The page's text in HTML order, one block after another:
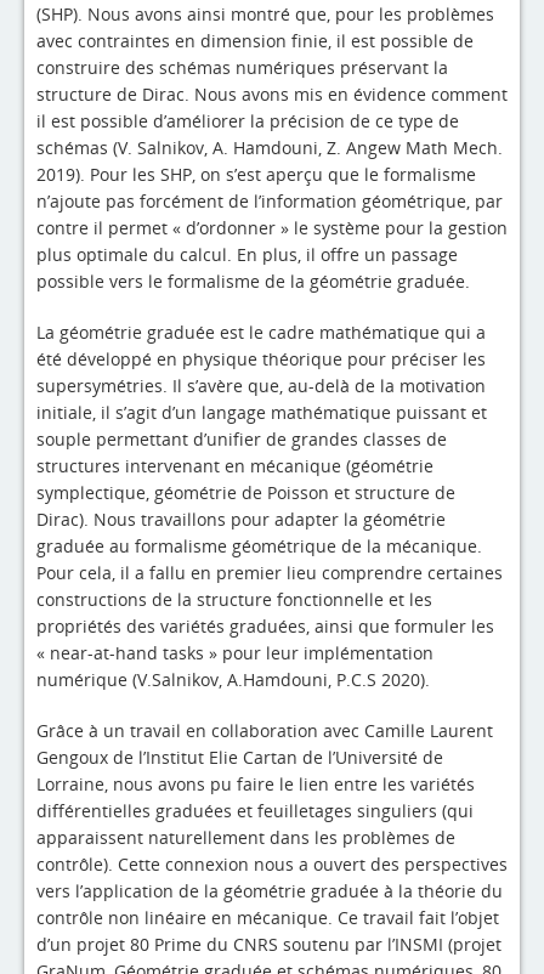
(SHP). Nous avons ainsi montré que, pour les problèmes
avec contraintes en dimension finie, il est possible de
construire des schémas numériques préservant la
structure de Dirac. Nous avons mis en évidence comment
il est possible d’améliorer la précision de ce type de
schémas (V. Salnikov, A. Hamdouni, Z. Angew Math Mech.
2019). Pour les SHP, on s’est aperçu que le formalisme
n’ajoute pas forcément de l’information géométrique, par
contre il permet « d’ordonner » le système pour la gestion
plus optimale du calcul. En plus, il offre un passage
possible vers le formalisme de la géométrie graduée.
La géométrie graduée est le cadre mathématique qui a
été développé en physique théorique pour préciser les
supersymétries. Il s’avère que, au-delà de la motivation
initiale, il s’agit d’un langage mathématique puissant et
souple permettant d’unifier de grandes classes de
structures intervenant en mécanique (géométrie
symplectique, géométrie de Poisson et structure de
Dirac). Nous travaillons pour adapter la géométrie
graduée au formalisme géométrique de la mécanique.
Pour cela, il a fallu en premier lieu comprendre certaines
constructions de la structure fonctionnelle et les
propriétés des variétés graduées, ainsi que formuler les
« near-at-hand tasks » pour leur implémentation
numérique (V.Salnikov, A.Hamdouni, P.C.S 2020).
Grâce à un travail en collaboration avec Camille Laurent
Gengoux de l’Institut Elie Cartan de l’Université de
Lorraine, nous avons pu faire le lien entre les variétés
différentielles graduées et feuilletages singuliers (qui
apparaissent naturellement dans les problèmes de
contrôle). Cette connexion nous a ouvert des perspectives
vers l’application de la géométrie graduée à la théorie du
contrôle non linéaire en mécanique. Ce travail fait l’objet
d’un projet 80 Prime du CNRS soutenu par l’INSMI (projet